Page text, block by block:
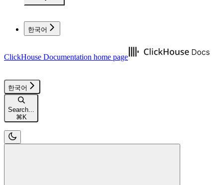
한국어
ClickHouse Documentation home page
한국어
Search...
⌘ K